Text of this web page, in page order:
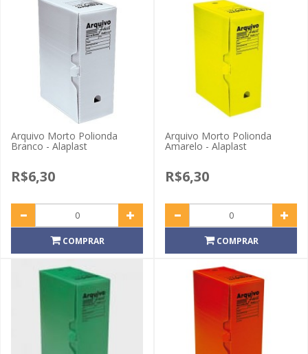
Arquivo Morto Polionda
Branco - Alaplast
R$6,30
COMPRAR
Arquivo Morto Polionda
Amarelo - Alaplast
R$6,30
COMPRAR